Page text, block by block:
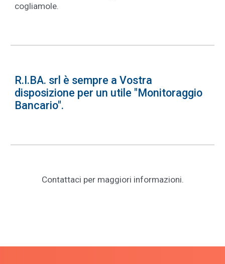
cogliamole.
R.I.BA. srl è sempre a Vostra
disposizione per un utile "Monitoraggio
Bancario".
Contattaci per maggiori informazioni.